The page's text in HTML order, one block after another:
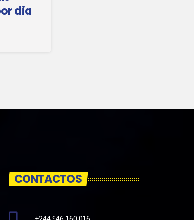
dia
CONTACTOS